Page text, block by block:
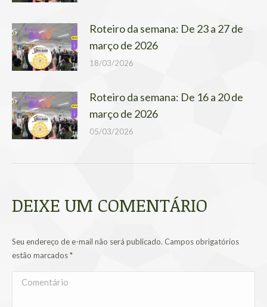
Roteiro da semana: De 23 a 27 de
março de 2026
18/03/2026
Roteiro da semana: De 16 a 20 de
março de 2026
05/03/2026
DEIXE UM COMENTÁRIO
Seu endereço de e-mail não será publicado. Campos obrigatórios
estão marcados*
Comentário